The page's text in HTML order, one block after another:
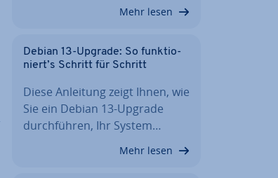
Mehr lesen
Debian 13-Upgrade: So funk­tio­
niert’s Schritt für Schritt
Diese Anleitung zeigt Ihnen, wie
Sie ein Debian 13-Upgrade
durch­füh­ren, Ihr System…
Mehr lesen